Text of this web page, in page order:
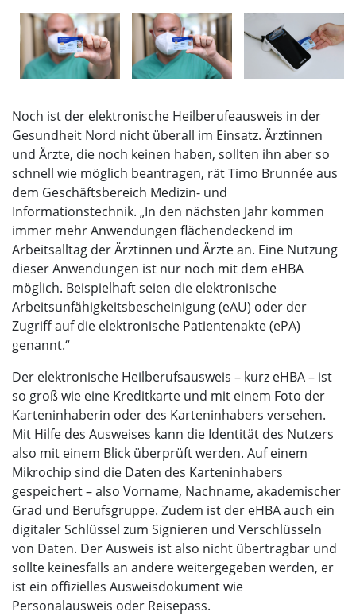
Noch ist der elektronische Heilberufeausweis in der
Gesundheit Nord nicht überall im Einsatz. Ärztinnen
und Ärzte, die noch keinen haben, sollten ihn aber so
schnell wie möglich beantragen, rät Timo Brunnée aus
dem Geschäftsbereich Medizin- und
Informationstechnik. „In den nächsten Jahr kommen
immer mehr Anwendungen flächendeckend im
Arbeitsalltag der Ärztinnen und Ärzte an. Eine Nutzung
dieser Anwendungen ist nur noch mit dem eHBA
möglich. Beispielhaft seien die elektronische
Arbeitsunfähigkeitsbescheinigung (eAU) oder der
Zugriff auf die elektronische Patientenakte (ePA)
genannt.“
Der elektronische Heilberufsausweis – kurz eHBA – ist
so groß wie eine Kreditkarte und mit einem Foto der
Karteninhaberin oder des Karteninhabers versehen.
Mit Hilfe des Ausweises kann die Identität des Nutzers
also mit einem Blick überprüft werden. Auf einem
Mikrochip sind die Daten des Karteninhabers
gespeichert – also Vorname, Nachname, akademischer
Grad und Berufsgruppe. Zudem ist der eHBA auch ein
digitaler Schlüssel zum Signieren und Verschlüsseln
von Daten. Der Ausweis ist also nicht übertragbar und
sollte keinesfalls an andere weitergegeben werden, er
ist ein offizielles Ausweisdokument wie
Personalausweis oder Reisepass.